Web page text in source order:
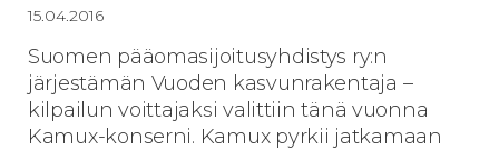
15.04.2016
Suomen pääomasijoitusyhdistys ry:n
järjestämän Vuoden kasvunrakentaja –
kilpailun voittajaksi valittiin tänä vuonna
Kamux-konserni. Kamux pyrkii jatkamaan